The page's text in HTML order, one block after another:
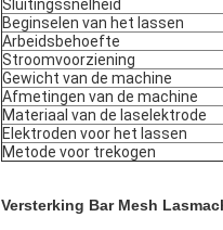
Sluitingssnelheid
Beginselen van het lassen
Arbeidsbehoefte
Stroomvoorziening
Gewicht van de machine
Afmetingen van de machine
Materiaal van de laselektrode
Elektroden voor het lassen
Metode voor trekogen
Versterking Bar Mesh